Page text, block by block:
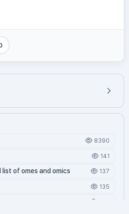
8390
141
of omes and omics 137
135